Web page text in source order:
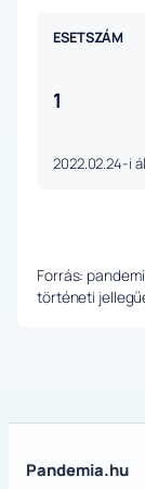
ESETSZÁM
1
2022.02.24-i
Forrás:
történeti
Pandemia.hu